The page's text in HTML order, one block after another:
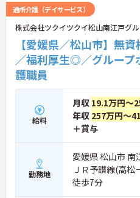
入社後1年間は専用のチューター
ローするため、新しい環境への不
す。最大185万円の賞与支給の実
等の独自の福利厚生制度も備わ
の方がご自身の個性を大切にし
って働き続けられるおすすめの職
★おすすめPOINT★
をつけて働ける環境です】
・身体への負担が少ない夜勤な
119日がしっかりと確保されてい
・子育てサポート企業として「
得しており未就学児向けのこども
通所介護（デイサービス）
株式会社ツクイツクイ松山南江戸グ
【愛媛県／松山市】無
／福利厚生◎／グループ
護職員
給料
月収 19.1万円～
年収 257万円～
＋賞与
勤務地
愛媛県 松山市
ＪＲ予讃線(高松
徒歩7分